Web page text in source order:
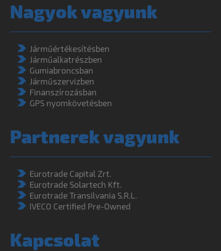
Nagyok vagyunk
Járműértékesítésben
Járműalkatrészben
Gumiabroncsban
Járműszervizben
Finanszírozásban
GPS nyomkövetésben
Partnerek vagyunk
Eurotrade Capital Zrt.
Eurotrade Solartech Kft.
Eurotrade Transilvania S.R.L.
IVECO Certified Pre-Owned
Kapcsolat